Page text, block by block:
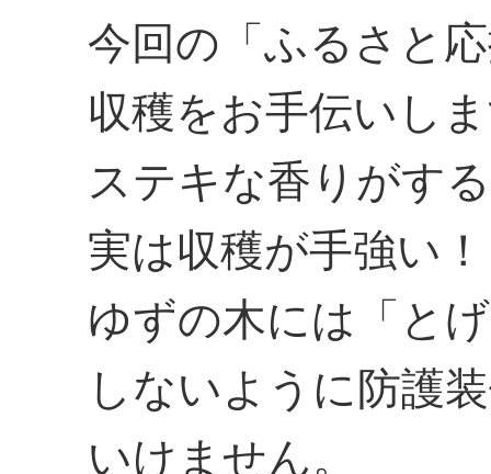
今回の「ふるさと
収穫をお手伝いし
ステキな香りがす
実は収穫が手強い！
ゆずの木には「と
しないように防護
いけません。